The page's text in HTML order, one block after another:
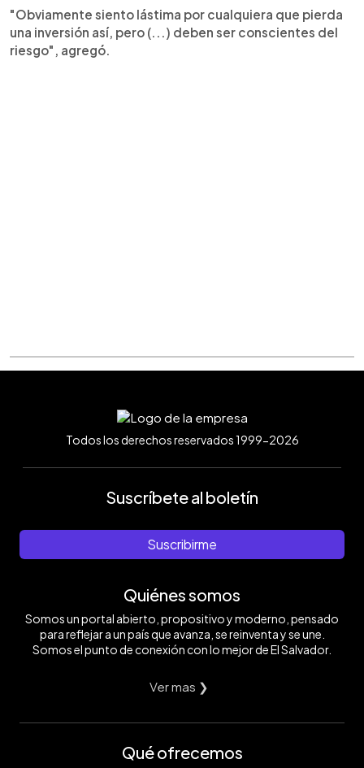
"Obviamente siento lástima por cualquiera que pierda
una inversión así, pero (...) deben ser conscientes del
riesgo", agregó.
Todos los derechos reservados 1999-2026
Suscríbete al boletín
Suscribirme
Quiénes somos
Somos un portal abierto, propositivo y moderno, pensado
para reflejar a un país que avanza, se reinventa y se une.
Somos el punto de conexión con lo mejor de El Salvador.
Ver mas ❯
Qué ofrecemos